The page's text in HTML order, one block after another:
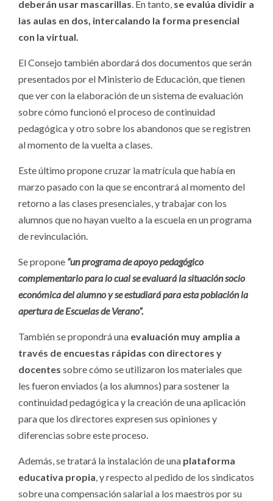
deberán usar mascarillas. En tanto, se evalúa dividir a
las aulas en dos, intercalando la forma presencial
con la virtual.
El Consejo también abordará dos documentos que serán
presentados por el Ministerio de Educación, que tienen
que ver con la elaboración de un sistema de evaluación
sobre cómo funcionó el proceso de continuidad
pedagógica y otro sobre los abandonos que se registren
al momento de la vuelta a clases.
Este último propone cruzar la matrícula que había en
marzo pasado con la que se encontrará al momento del
retorno a las clases presenciales, y trabajar con los
alumnos que no hayan vuelto a la escuela en un programa
de revinculación.
Se propone “un programa de apoyo pedagógico
complementario para lo cual se evaluará la situación socio
económica del alumno y se estudiará para esta población la
apertura de Escuelas de Verano”.
También se propondrá una evaluación muy amplia a
través de encuestas rápidas con directores y
docentes sobre cómo se utilizaron los materiales que
les fueron enviados (a los alumnos) para sostener la
continuidad pedagógica y la creación de una aplicación
para que los directores expresen sus opiniones y
diferencias sobre este proceso.
Además, se tratará la instalación de una plataforma
educativa propia, y respecto al pedido de los sindicatos
sobre una compensación salarial a los maestros por su